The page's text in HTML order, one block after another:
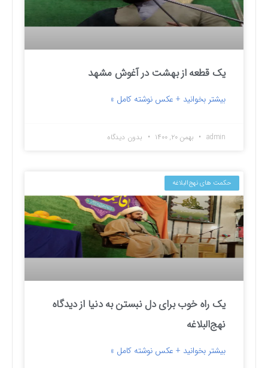
یک قطعه از بهشت در آغوش مشهد
بیشتر بخوانید + عکس نوشته کامل »
admin بهمن ۲۰, ۱۴۰۰ بدون دیدگاه
حکمت های نهج‌البلاغه
یک راه خوب برای دل نبستن به دنیا از دیدگاه
نهج‌البلاغه
بیشتر بخوانید + عکس نوشته کامل »